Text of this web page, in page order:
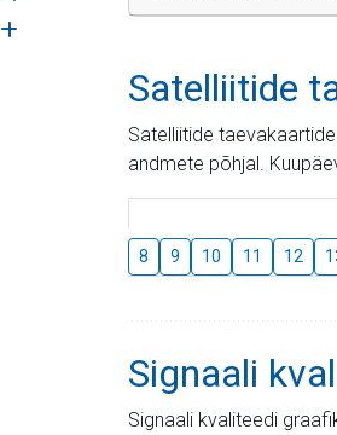
Ava alammenüü
Satelliitide
Satelliitide
andmete põhjal.
8 9 10 11 12
Signaali
Signaali kvaliteedi